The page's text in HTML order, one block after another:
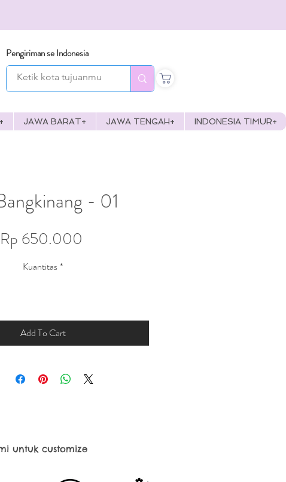
Pengiriman se Indonesia
JAWA BARAT+ JAWA TENGAH+ INDONESIA TIMUR+
- 01
Rp 650.000
Kuantitas*
Add To Cart
untuk customize